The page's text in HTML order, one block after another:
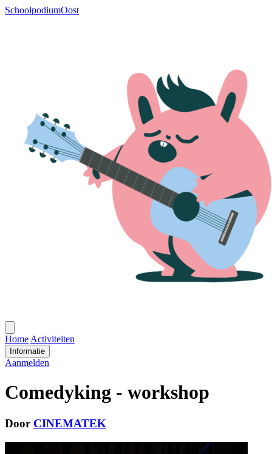
SchoolpodiumOost
menu
Home Activiteiten
Informatie
Aanmelden
Comedyking - workshop
Door CINEMATEK